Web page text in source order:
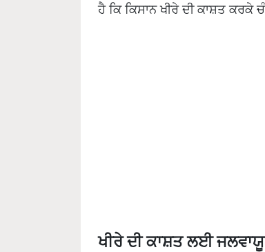
ਹੈ ਕਿ ਕਿਸਾਨ ਖੀਰੇ ਦੀ ਕਾਸ਼ਤ ਕਰਕੇ
ਖੀਰੇ ਦੀ ਕਾਸ਼ਤ ਲਈ